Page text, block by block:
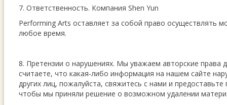
7. Ответственность. Компания Shen Yun
Performing Arts оставляет за собой право осуществлять
любое время.
8. Претензии о нарушениях. Мы уважаем авторские права
считаете, что какая-либо информация на нашем сайте
других лиц, пожалуйста, свяжитесь с нами и
чтобы мы приняли решение о возможном удалении